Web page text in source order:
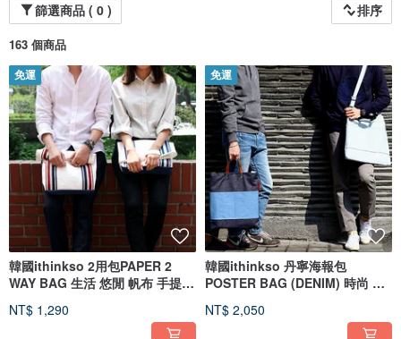
篩選商品 ( 0 )
排序
163 個商品
免運
韓國ithinkso 2用包PAPER 2
WAY BAG 生活 悠閒 帆布 手提
NT$ 1,290
免運
韓國ithinkso 丹寧海報包
POSTER BAG (DENIM) 時尚 休
NT$ 2,050